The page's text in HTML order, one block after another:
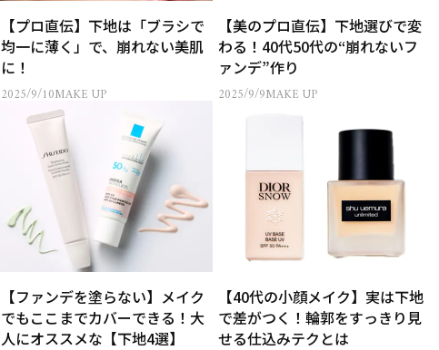
【プロ直伝】下地は「ブラシで
均一に薄く」で、崩れない美肌
に！
2025/9/10MAKE UP
【美のプロ直伝】下地選びで変
わる！40代50代の“崩れないフ
ァンデ”作り
2025/9/9MAKE UP
【ファンデを塗らない】メイク
でもここまでカバーできる！大
人にオススメな【下地4選】
【40代の小顔メイク】実は下地
で差がつく！輪郭をすっきり見
せる仕込みテクとは